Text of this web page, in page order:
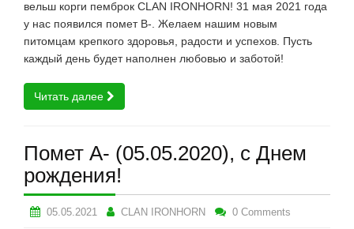
вельш корги пемброк CLAN IRONHORN! 31 мая 2021 года
у нас появился помет В-. Желаем нашим новым
питомцам крепкого здоровья, радости и успехов. Пусть
каждый день будет наполнен любовью и заботой!
Читать далее
Помет А- (05.05.2020), с Днем
рождения!
05.05.2021 CLAN IRONHORN 0 Comments